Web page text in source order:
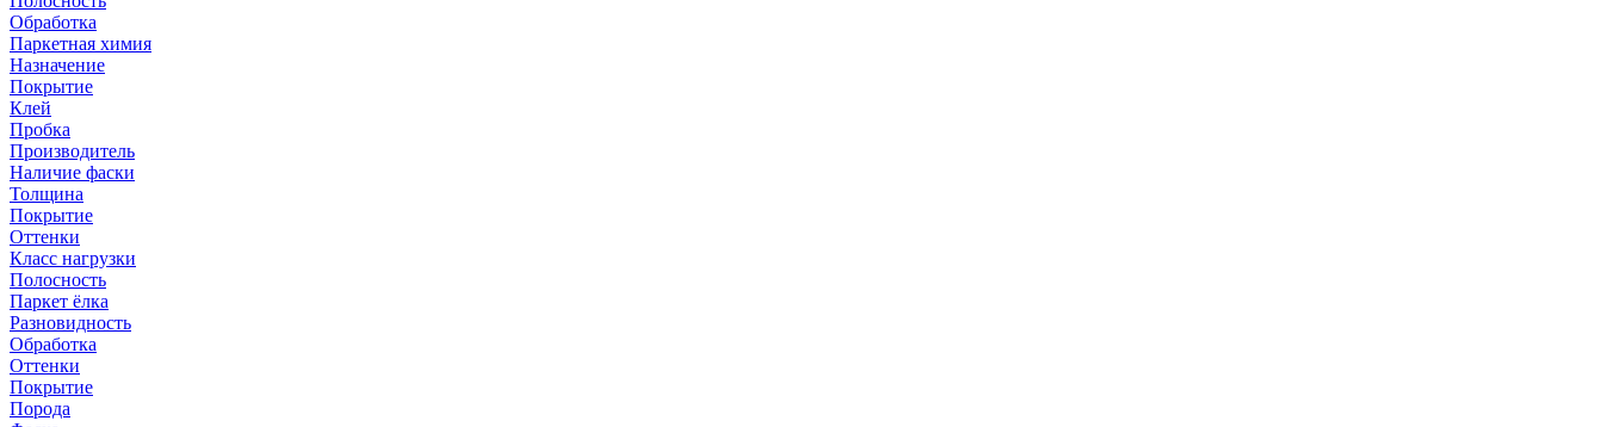
Обработка
Паркетная химия
Назначение
Покрытие
Клей
Пробка
Производитель
Наличие фаски
Толщина
Покрытие
Оттенки
Класс нагрузки
Полосность
Паркет ёлка
Разновидность
Обработка
Оттенки
Покрытие
Порода